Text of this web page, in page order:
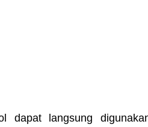
dapat langsung